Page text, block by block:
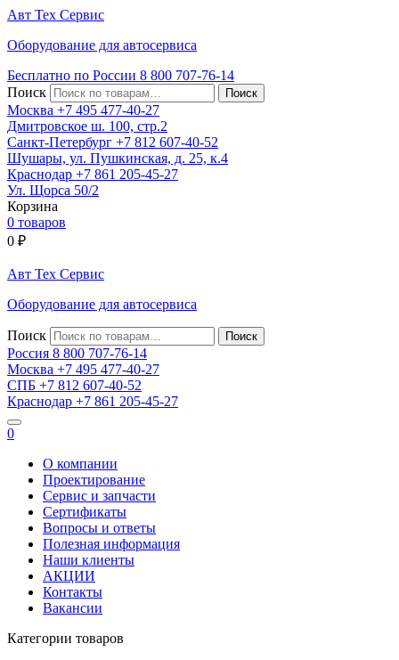
Авт Тех Сервис
Оборудование для автосервиса
Бесплатно по России 8 800 707-76-14
Поиск
Москва +7 495 477-40-27
Дмитровское ш. 100, стр.2
Санкт-Петербург +7 812 607-40-52
Шушары, ул. Пушкинская, д. 25, к.4
Краснодар +7 861 205-45-27
Ул. Щорса 50/2
Корзина
0 товаров
0 ₽
Авт Тех Сервис
Оборудование для автосервиса
Поиск
Россия 8 800 707-76-14
Москва +7 495 477-40-27
СПБ +7 812 607-40-52
Краснодар +7 861 205-45-27
0
О компании
Проектирование
Сервис и запчасти
Сертификаты
Вопросы и ответы
Полезная информация
Наши клиенты
АКЦИИ
Контакты
Вакансии
Категории товаров